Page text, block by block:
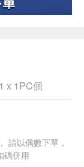
x 1PC個
請以偶數下單，
碼併用